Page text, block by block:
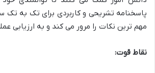
پاسخنامه تشریحی و کاربردی برای تک به تک
مهم ترین نکات را مرور می کند و به ارزیابی
نقاط قوت: